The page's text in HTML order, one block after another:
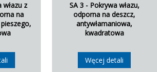
włazu z
na
SA 3 - Pokrywa włazu,
odporna na deszcz,
antywłamaniowa,
kwadratowa
Węcej detali